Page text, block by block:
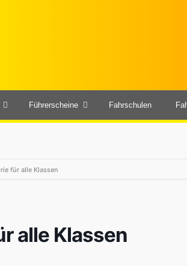
Führerscheine Fahrschulen
für alle Klassen
alle Klassen